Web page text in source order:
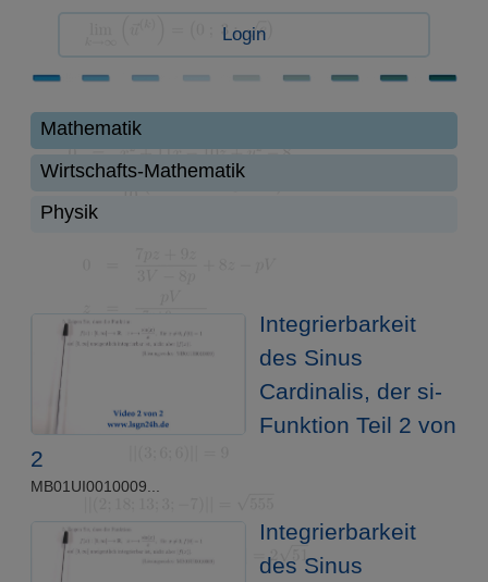
Login
Mathematik
Wirtschafts-Mathematik
Physik
Integrierbarkeit
des Sinus
Cardinalis, der si-
Funktion Teil 2 von
2
MB01UI0010009...
Integrierbarkeit
des Sinus